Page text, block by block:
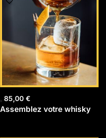
85,00 €
Assemblez votre whisky